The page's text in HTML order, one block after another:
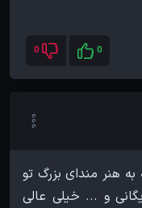
0
0
به هنر مندای بزرگ تو
و ... خیلی عالی